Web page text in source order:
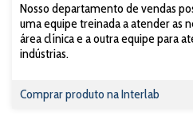
Nosso departamento de vendas
uma equipe treinada a atender as
área clínica e a outra equipe para
indústrias.
Comprar produto na Interlab